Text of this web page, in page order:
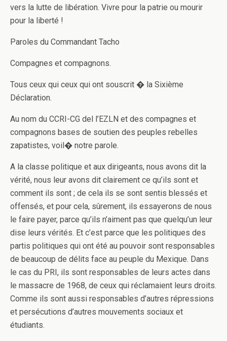
vers la lutte de libération. Vivre pour la patrie ou mourir
pour la liberté !
Paroles du Commandant Tacho
Compagnes et compagnons.
Tous ceux qui ceux qui o­nt souscrit � la Sixième
Déclaration.
Au nom du CCRI-CG del l’EZLN et des compagnes et
compagnons bases de soutien des peuples rebelles
zapatistes, voil� notre parole.
A la classe politique et aux dirigeants, nous avons dit la
vérité, nous leur avons dit clairement ce qu’ils sont et
comment ils sont ; de cela ils se sont sentis blessés et
offensés, et pour cela, sûrement, ils essayerons de nous
le faire payer, parce qu’ils n’aiment pas que quelqu’un leur
dise leurs vérités. Et c’est parce que les politiques des
partis politiques qui o­nt été au pouvoir sont responsables
de beaucoup de délits face au peuple du Mexique. Dans
le cas du PRI, ils sont responsables de leurs actes dans
le massacre de 1968, de ceux qui réclamaient leurs droits.
Comme ils sont aussi responsables d’autres répressions
et persécutions d’autres mouvements sociaux et
étudiants.